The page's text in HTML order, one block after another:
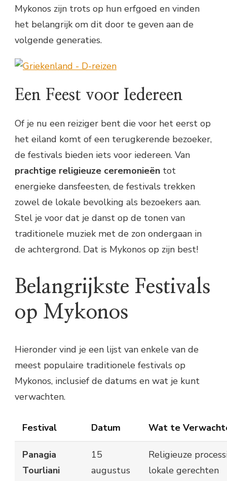
Mykonos zijn trots op hun erfgoed en vinden
het belangrijk om dit door te geven aan de
volgende generaties.
Een Feest voor Iedereen
Of je nu een reiziger bent die voor het eerst op
het eiland komt of een terugkerende bezoeker,
de festivals bieden iets voor iedereen. Van
prachtige religieuze ceremonieën tot
energieke dansfeesten, de festivals trekken
zowel de lokale bevolking als bezoekers aan.
Stel je voor dat je danst op de tonen van
traditionele muziek met de zon ondergaan in
de achtergrond. Dat is Mykonos op zijn best!
Belangrijkste Festivals
op Mykonos
Hieronder vind je een lijst van enkele van de
meest populaire traditionele festivals op
Mykonos, inclusief de datums en wat je kunt
verwachten.
Festival Datum Wat te
Panagia
Tourliani
15
augustus
Religieuze
lokale gerechten